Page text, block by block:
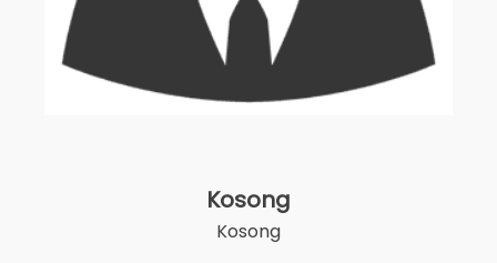
Kosong
Kosong